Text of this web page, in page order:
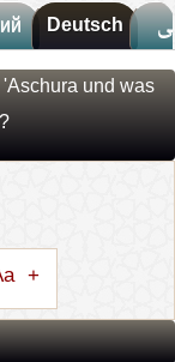
Deutsch
und was
+